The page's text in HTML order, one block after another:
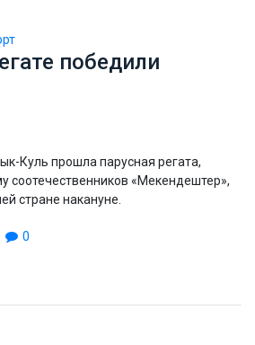
победили
Куль прошла парусная регата,
соотечественников «Мекендештер»,
стране накануне.
0